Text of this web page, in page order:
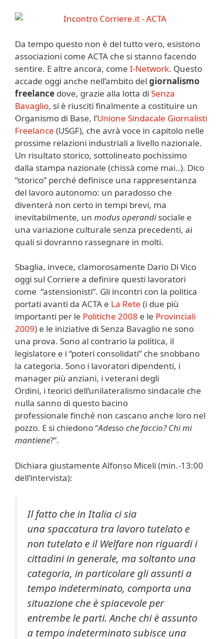
Da tempo questo non è del tutto vero, esistono
associazioni come ACTA che si stanno facendo
sentire. E altre ancora, come I-Network. Questo
accade oggi anche nell’ambito del giornalismo
freelance dove, grazie alla lotta di Senza
Bavaglio, si è riusciti finalmente a costituire un
Organismo di Base, l’Unione Sindacale Giornalisti
Freelance (USGF), che avrà voce in capitolo nelle
prossime relazioni industriali a livello nazionale.
Un risultato storico, sottolineato pochissimo
dalla stampa nazionale (chissà come mai..). Dico
“storico” perché definisce una rappresentanza
del lavoro autonomo: un paradosso che
diventerà non certo in tempi brevi, ma
inevitabilmente, un modus operandisociale e
una variazione culturale senza precedenti, ai
quali si dovranno rassegnare in molti.
Sbaglia, invece, clamorosamente Dario Di Vico
oggi sul Corriere a definire questi lavoratori
come “astensionisti”. Gli incontri con la politica
portati avanti da ACTA e La Rete (i due più
importanti per le Politiche 2008 e le Provinciali
2009) e le iniziative di Senza Bavaglio ne sono
una prova. Sono al contrario la politica, il
legislatore e i “poteri consolidati” che snobbano
la categoria. Sono i lavoratori dipendenti, i
manager più anziani, i veterani degli
Ordini, i teorici dell’unilateralismo sindacale che
nulla sanno di questo bacino
professionale finché non cascano anche loro nel
pozzo. E si chiedono “Adesso che faccio? Chi mi
mantiene?”.
Dichiara giustamente Alfonso Miceli (min.-13:00
dell’intervista):
Il fatto che in Italia ci sia
una spaccatura tra lavoro tutelato e
non tutelato e il Welfare non riguardi i
cittadini in generale, ma soltanto una
categoria, in particolare gli assunti a
tempo indeterminato, comporta una
situazione che è spiacevole per
entrembe le parti. Anche chi è assunto
a tempo indeterminato subisce una